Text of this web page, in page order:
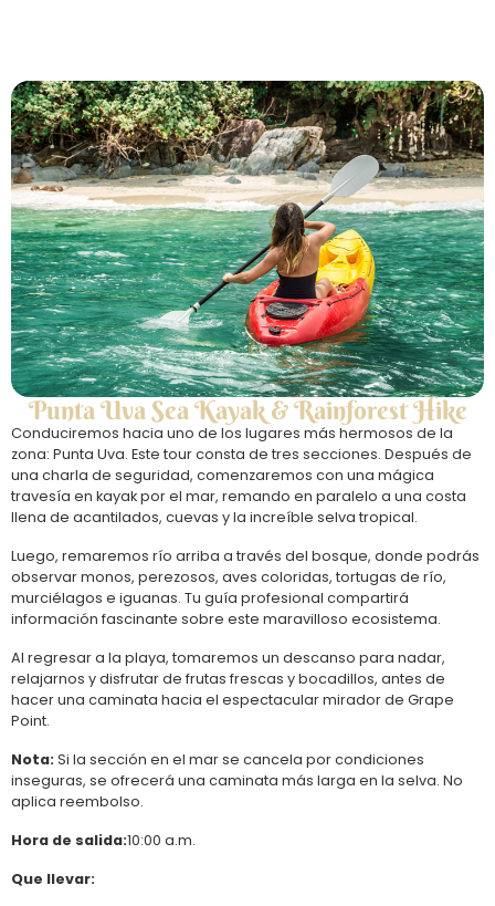
Punta Uva Sea Kayak & Rainforest Hike
Conduciremos hacia uno de los lugares más hermosos de la
zona: Punta Uva. Este tour consta de tres secciones. Después de
una charla de seguridad, comenzaremos con una mágica
travesía en kayak por el mar, remando en paralelo a una costa
llena de acantilados, cuevas y la increíble selva tropical.
Luego, remaremos río arriba a través del bosque, donde podrás
observar monos, perezosos, aves coloridas, tortugas de río,
murciélagos e iguanas. Tu guía profesional compartirá
información fascinante sobre este maravilloso ecosistema.
Al regresar a la playa, tomaremos un descanso para nadar,
relajarnos y disfrutar de frutas frescas y bocadillos, antes de
hacer una caminata hacia el espectacular mirador de Grape
Point.
Nota: Si la sección en el mar se cancela por condiciones
inseguras, se ofrecerá una caminata más larga en la selva. No
aplica reembolso.
Hora de salida:10:00 a.m.
Que llevar: